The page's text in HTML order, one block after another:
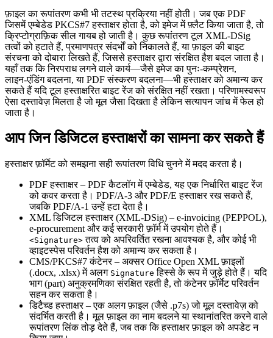
फ़ाइल का रूपांतरण कभी भी तटस्थ प्रक्रिया नहीं होती। जब एक PDF
जिसमें एम्बेडेड PKCS#7 हस्ताक्षर होता है, को इमेज में फ़्लैट किया जाता है, तो
क्रिप्टोग्राफ़िक सील गायब हो जाती है। कुछ रूपांतरण टूल XML‑DSig
तत्वों को हटाते हैं, प्रमाणपत्र संदर्भों को निकालते हैं, या फ़ाइल की बाइट
संरचना को दोबारा लिखते हैं, जिससे हस्ताक्षर द्वारा संरक्षित हैश बदल जाता है।
यहाँ तक कि निरपराध लगने वाले कार्य—जैसे इमेज का पुनः‑कम्प्रेशन,
लाइन‑एंडिंग बदलना, या PDF संस्करण बदलना—भी हस्ताक्षर को अमान्य कर
सकते हैं यदि टूल हस्ताक्षरित बाइट रेंज को संरक्षित नहीं रखता। परिणामस्वरूप
ऐसा दस्तावेज़ मिलता है जो मूल जैसा दिखता है लेकिन सत्यापन जांच में फेल हो
जाता है।
आप जिन डिजिटल हस्ताक्षरों का सामना कर सकते हैं
हस्ताक्षर फ़ॉर्मेट को समझना सही रूपांतरण विधि चुनने में मदद करता है।
PDF हस्ताक्षर– PDF कैटलॉग में एम्बेडेड, यह एक निर्धारित बाइट रेंज
को कवर करता है। PDF/A‑3 और PDF/E हस्ताक्षर रख सकते हैं,
जबकि PDF/A‑1 उन्हें हटा देता है।
XML डिजिटल हस्ताक्षर (XML‑DSig) – e‑invoicing (PEPPOL),
e‑procurement और कई सरकारी फ़ॉर्म में उपयोग होते हैं।
<Signature> तत्व को अपरिवर्तित रखना आवश्यक है, और कोई भी
व्हाइटस्पेस परिवर्तन हैश को अमान्य कर सकता है।
CMS/PKCS#7 कंटेनर– अक्सर Office Open XML फ़ाइलों
(.docx, .xlsx) में अलग Signature हिस्से के रूप में जुड़े होते हैं। यदि
भाग (part) अनुक्रमणिका संरक्षित रहती है, तो कंटेनर फ़ॉर्मेट परिवर्तन
सहन कर सकता है।
डिटैच्ड हस्ताक्षर– एक अलग फ़ाइल (जैसे .p7s) जो मूल दस्तावेज़ को
संदर्भित करती है। मूल फ़ाइल का नाम बदलने या स्थानांतरित करने वाले
रूपांतरण लिंक तोड़ देते हैं, जब तक कि हस्ताक्षर फ़ाइल को अपडेट न